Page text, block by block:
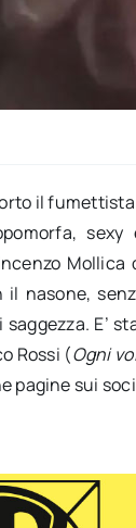
il fumettista
il nasone,
saggezza. E’
Rossi (Ogni
pagine sui